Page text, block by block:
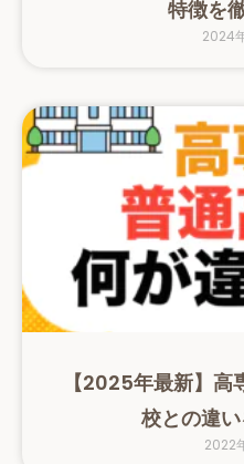
特徴を
2024
【2025年最新】
校との違
2022